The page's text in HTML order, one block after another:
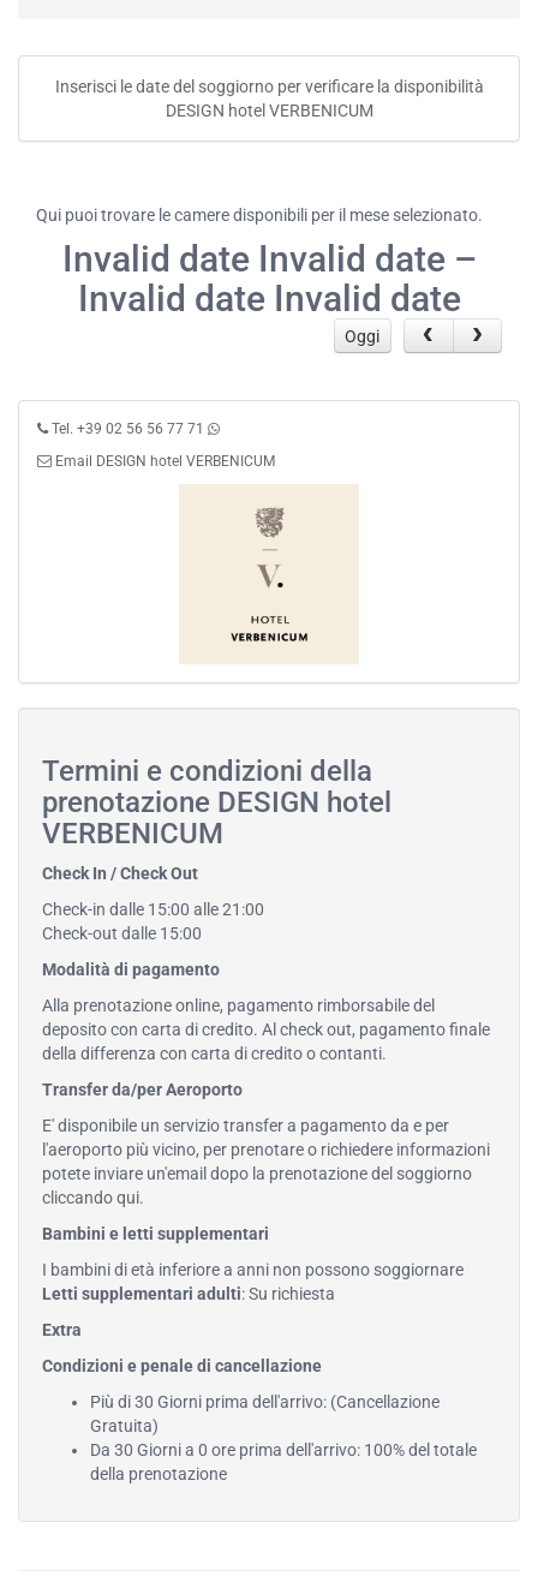
Inserisci le date del soggiorno per verificare la disponibilità
DESIGN hotel VERBENICUM
Qui puoi trovare le camere disponibili per il mese selezionato.
Invalid date Invalid date –
Invalid date Invalid date
Oggi
Tel. +39 02 56 56 77 71
Email DESIGN hotel VERBENICUM
Termini e condizioni della
prenotazione DESIGN hotel
VERBENICUM
Check In / Check Out
Check-in dalle 15:00 alle 21:00
Check-out dalle 15:00
Modalità di pagamento
Alla prenotazione online, pagamento rimborsabile del
deposito con carta di credito. Al check out, pagamento finale
della differenza con carta di credito o contanti.
Transfer da/per Aeroporto
E' disponibile un servizio transfer a pagamento da e per
l'aeroporto più vicino, per prenotare o richiedere informazioni
potete inviare un'email dopo la prenotazione del soggiorno
cliccando qui.
Bambini e letti supplementari
I bambini di età inferiore a anni non possono soggiornare
Letti supplementari adulti: Su richiesta
Extra
Condizioni e penale di cancellazione
Più di 30 Giorni prima dell'arrivo: (Cancellazione
Gratuita)
Da 30 Giorni a 0 ore prima dell'arrivo: 100% del totale
della prenotazione